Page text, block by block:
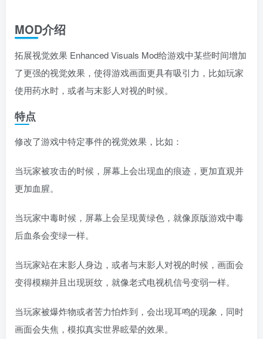
MOD介绍
拓展视觉效果 Enhanced Visuals Mod给游戏中某些时间增加
了更强的视觉效果，使得游戏画面更具有吸引力，比如玩家
使用药水时，或者与末影人对视的时候。
特点
修改了游戏中特定事件的视觉效果，比如：
当玩家被攻击的时候，屏幕上会出现血的痕迹，更加直观并
更加血腥。
当玩家中毒时候，屏幕上会呈现黄绿色，就像原版游戏中毒
后血条会变绿一样。
当玩家站在末影人身边，或者与末影人对视的时候，画面会
变得模糊并且出现斑纹，就像老式电视机信号变弱一样。
当玩家被爆炸物或者苦力怕炸到，会出现耳鸣的现象，同时
画面会失焦，模拟真实世界眩晕的效果。